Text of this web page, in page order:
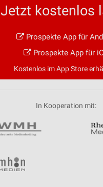
Jetzt kostenlos
Prospekte App für
Prospekte App für
Kostenlos im App Store
In Kooperation mit: